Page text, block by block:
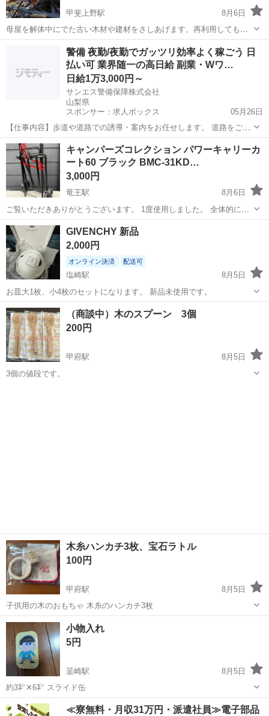
甲斐上野駅
8月6日
母屋を解体中にでた古い木材や建材をさしあげます。再利用してもい
いですし、燃料などにしてもらっても大丈夫です。味のある梁なども
西八代郡 甲斐上野駅 家庭用品 木材
警備 夜勤/夜勤でガッツリ効率よく稼ごう 日
払い可 業界随一の高日給 副業・Wワ…
日給1万3,000円～
サンエス警備保障株式会社
山梨県
スポンサー：求人ボックス
05月26日
【仕事内容】歩道や道路での誘導・案内をお任せします。 道路をご利
用される車両や歩行者の方が安全に安心して通行するために適切に誘
導してください。 勤務地へは直行直帰OKです! <未経験でも安心!!> 丁
寧な研修20hで基本的な知識を...
アルバイト・パート
キャンパーズコレクション パワーキャリーカ
ート60 ブラック BMC-31KD…
3,000円
竜王駅
8月6日
ご覧いただきありがとうございます。 1度使用しました。 全体的に綺
麗ですが、多少の傷はありますのでご理解頂ける方のみよろしくお願
い致します。 本体サイズ:幅34×奥行46×高さ100cm 本体重量:3.5kg 材
質:スチ...
山梨 甲斐市 その他
GIVENCHY 新品
2,000円
オンライン決済 配送可
塩崎駅
8月5日
お皿大1枚、小4枚のセットになります。 新品未使用です。
山梨 南アルプス市 塩崎駅 食器 GIVENCHY
（商談中）木のスプーン 3個
200円
甲府駅
8月5日
3個の値段です。
木糸ハンカチ3枚、宝石ラトル
100円
甲府駅
8月5日
子供用の木のおもちゃ 木糸のハンカチ3枚
山梨 甲府市 甲府駅
小物入れ
5円
韮崎駅
8月5日
約3㌢✕6㌢ スライド缶
山梨 韮崎市 韮崎駅 その他 スライド
≪寮無料・月収31万円・派遣社員≫電子部品